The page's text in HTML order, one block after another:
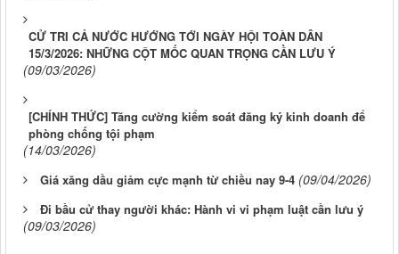
CỬ TRI CẢ NƯỚC HƯỚNG TỚI NGÀY HỘI TOÀN DÂN
15/3/2026: NHỮNG CỘT MỐC QUAN TRỌNG CẦN LƯU Ý
(09/03/2026)
[CHÍNH THỨC] Tăng cường kiểm soát đăng ký kinh doanh để
phòng chống tội phạm
(14/03/2026)
Giá xăng dầu giảm cực mạnh từ chiều nay 9-4 (09/04/2026)
Đi bầu cử thay người khác: Hành vi vi phạm luật cần lưu ý
(09/03/2026)